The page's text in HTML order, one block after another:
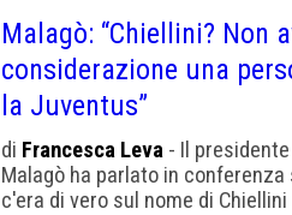
Malagò: “Chiellini? Non
considerazione una
la Juventus”
di Francesca Leva - Il
Malagò ha parlato in
c'era di vero sul nome di